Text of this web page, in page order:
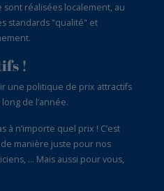
réalisées localement, au
standards "qualité" et
!
une politique de prix attractifs
de l’année.
à n’importe quel prix ! C’est
manière juste pour nos
… Mais aussi pour vous,